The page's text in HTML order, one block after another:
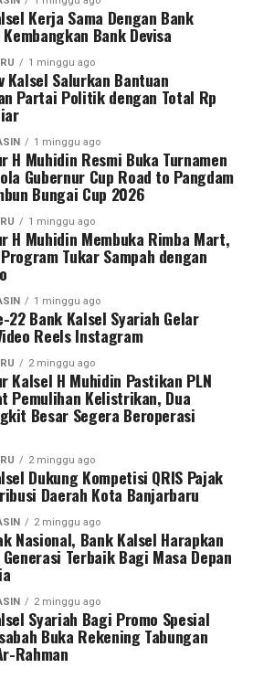
Cup 2026.
XXII/Tambun Bungai Mayjen
turnamen ini merupakan
XXII/Tambun Bungai dalam
pembinaan sepak bola di dua
bawah tanggung jawabnya, yakni
Kalimantan Tengah.
wadah kompetisi yang
talenta muda terbaik.
sekitar satu tahun dan
yaitu Kalimantan Tengah dan
karena itu, kami menggelar
ini untuk mencari bibit-bibit anak
tersebut,” ujar Pangdam Zainal
sepak bola bukan hanya olahraga
masyarakat, tetapi juga sarana
generasi muda melalui nilai
dan semangat juang.
tim, terdiri dari 13 klub asal
14 klub asal Kalimantan
dari masing-masing provinsi
final Pangdam XXII/Tambun
dijadwalkan berlangsung di
Kalimantan Tengah, pada 6–8
Twitter 0
Kerja Sama Dengan Bank
Bank Devisa
1 minggu ago
Kalsel Salurkan Bantuan
Partai Politik dengan Total Rp
1 minggu ago
H Muhidin Resmi Buka Turnamen
Gubernur Cup Road to Pangdam
Bungai Cup 2026
1 minggu ago
H Muhidin Membuka Rimba Mart,
Tukar Sampah dengan
1 minggu ago
22 Bank Kalsel Syariah Gelar
Reels Instagram
2 minggu ago
Kalsel H Muhidin Pastikan PLN
Pemulihan Kelistrikan, Dua
Besar Segera Beroperasi
2 minggu ago
Dukung Kompetisi QRIS Pajak
Daerah Kota Banjarbaru
2 minggu ago
Nasional, Bank Kalsel Harapkan
Terbaik Bagi Masa Depan
2 minggu ago
Syariah Bagi Promo Spesial
Buka Rekening Tabungan
Rahman